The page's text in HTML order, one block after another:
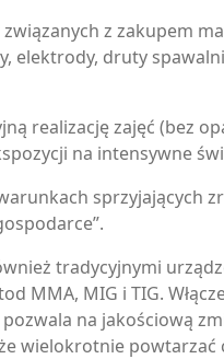
z zakupem
elektrody, druty
realizację zajęć (bez
na intensywne
sprzyjających
tradycyjnymi
MMA, MIG i TIG.
na jakościową
wielokrotnie powtarzać